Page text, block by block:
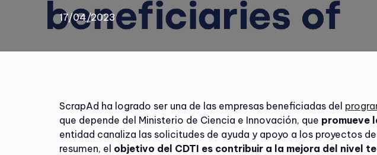
17/04/2023
ScrapAd ha logrado ser una de las empresas beneficiadas del
que depende del Ministerio de Ciencia e Innovación, que promueve
entidad canaliza las solicitudes de ayuda y apoyo a los proyectos
resumen, el objetivo del CDTI es contribuir a la mejora del nivel